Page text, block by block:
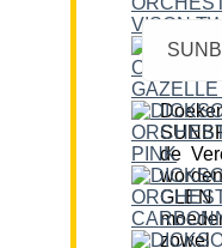
de
GLEN
zowel